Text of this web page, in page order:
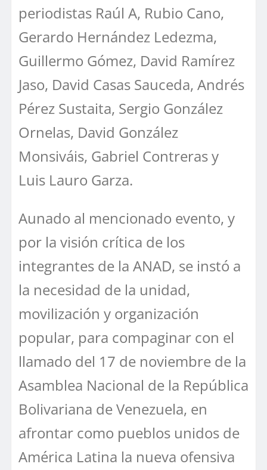
periodistas Raúl A, Rubio Cano,
Gerardo Hernández Ledezma,
Guillermo Gómez, David Ramírez
Jaso, David Casas Sauceda, Andrés
Pérez Sustaita, Sergio González
Ornelas, David González
Monsiváis, Gabriel Contreras y
Luis Lauro Garza.
Aunado al mencionado evento, y
por la visión crítica de los
integrantes de la ANAD, se instó a
la necesidad de la unidad,
movilización y organización
popular, para compaginar con el
llamado del 17 de noviembre de la
Asamblea Nacional de la República
Bolivariana de Venezuela, en
afrontar como pueblos unidos de
América Latina la nueva ofensiva